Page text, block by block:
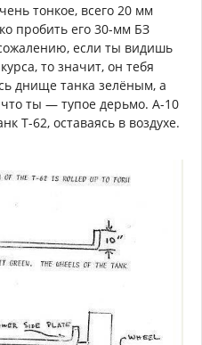
тонкое, всего 20 мм
пробить его 30-мм БЗ
если ты видишь
то значит, он тебя
днище танка зелёным, а
ты — тупое дерьмо. А-10
Т-62, оставаясь в воздухе.